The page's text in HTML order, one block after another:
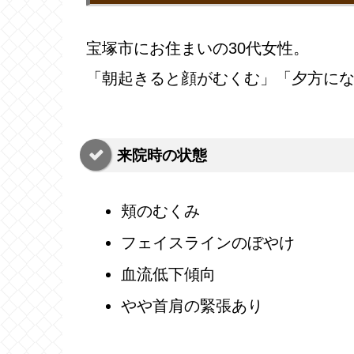
宝塚市にお住まいの30代女性。
「朝起きると顔がむくむ」「夕方に
来院時の状態
頬のむくみ
フェイスラインのぼやけ
血流低下傾向
やや首肩の緊張あり